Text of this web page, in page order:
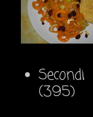
Secondi
(395)